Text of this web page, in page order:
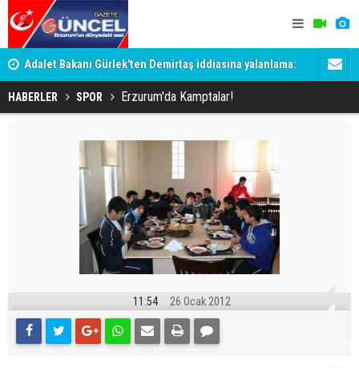
Adalet Bakanı Gürlek'ten Demirtaş iddiasına yalanlama:
Böyle bir açıklama yapmadım
Dadaş
HABERLER SPOR Erzurum'da Kamptalar!
11:54 26 Ocak 2012